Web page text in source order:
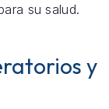
su salud.
y